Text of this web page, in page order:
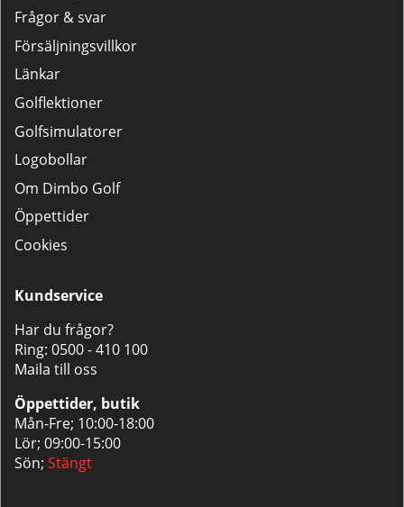
Frågor & svar
Försäljningsvillkor
Länkar
Golflektioner
Golfsimulatorer
Logobollar
Om Dimbo Golf
Öppettider
Cookies
Kundservice
Har du frågor?
Ring: 0500 - 410 100
Maila till oss
Öppettider, butik
Mån-Fre; 10:00-18:00
Lör; 09:00-15:00
Sön; Stängt